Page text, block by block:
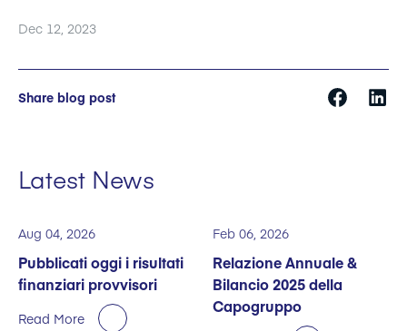
Dec 12, 2023
Share blog post
Latest News
Aug 04, 2026
Pubblicati oggi i risultati
finanziari provvisori
Read More
Feb 06, 2026
Relazione Annuale &
Bilancio 2025 della
Capogruppo